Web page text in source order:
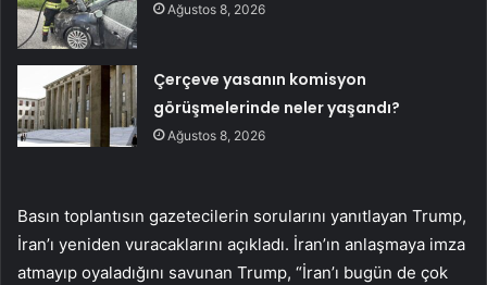
Ağustos 8, 2026
Çerçeve yasanın komisyon
görüşmelerinde neler yaşandı?
Ağustos 8, 2026
Basın toplantısın gazetecilerin sorularını yanıtlayan Trump,
İran’ı yeniden vuracaklarını açıkladı. İran’ın anlaşmaya imza
atmayıp oyaladığını savunan Trump, “İran’ı bugün de çok